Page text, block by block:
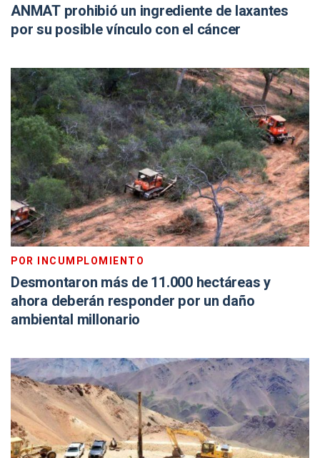
ANMAT prohibió un ingrediente de laxantes
por su posible vínculo con el cáncer
POR INCUMPLOMIENTO
Desmontaron más de 11.000 hectáreas y
ahora deberán responder por un daño
ambiental millonario